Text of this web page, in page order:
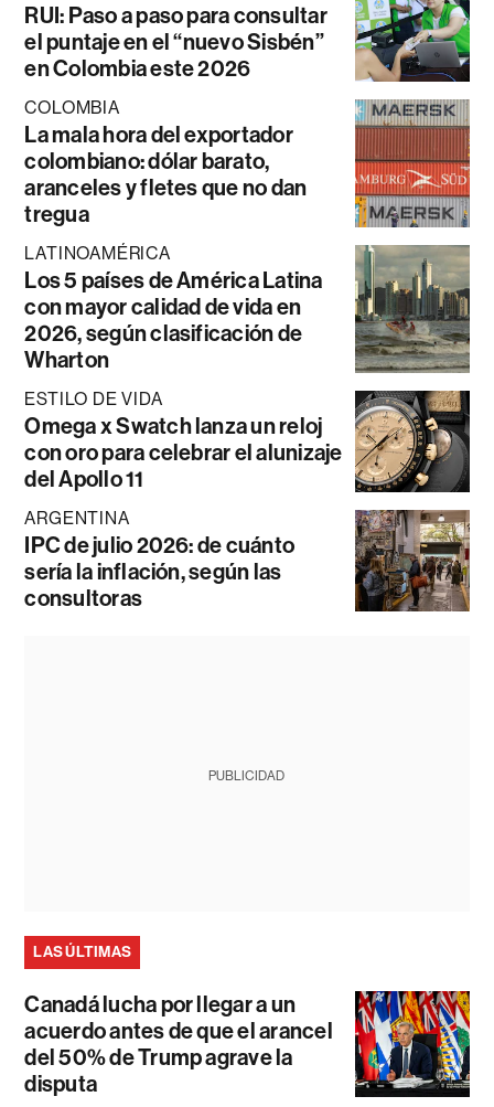
RUI: Paso a paso para consultar
el puntaje en el “nuevo Sisbén”
en Colombia este 2026
COLOMBIA
La mala hora del exportador
colombiano: dólar barato,
aranceles y fletes que no dan
tregua
LATINOAMÉRICA
Los 5 países de América Latina
con mayor calidad de vida en
2026, según clasificación de
Wharton
ESTILO DE VIDA
Omega x Swatch lanza un reloj
con oro para celebrar el alunizaje
del Apollo 11
ARGENTINA
IPC de julio 2026: de cuánto
sería la inflación, según las
consultoras
PUBLICIDAD
LAS ÚLTIMAS
Canadá lucha por llegar a un
acuerdo antes de que el arancel
del 50% de Trump agrave la
disputa